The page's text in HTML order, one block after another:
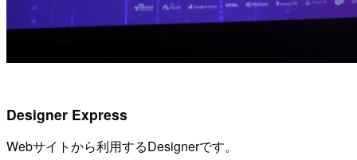
Designer Express
Webサイトから利用するDesignerです。